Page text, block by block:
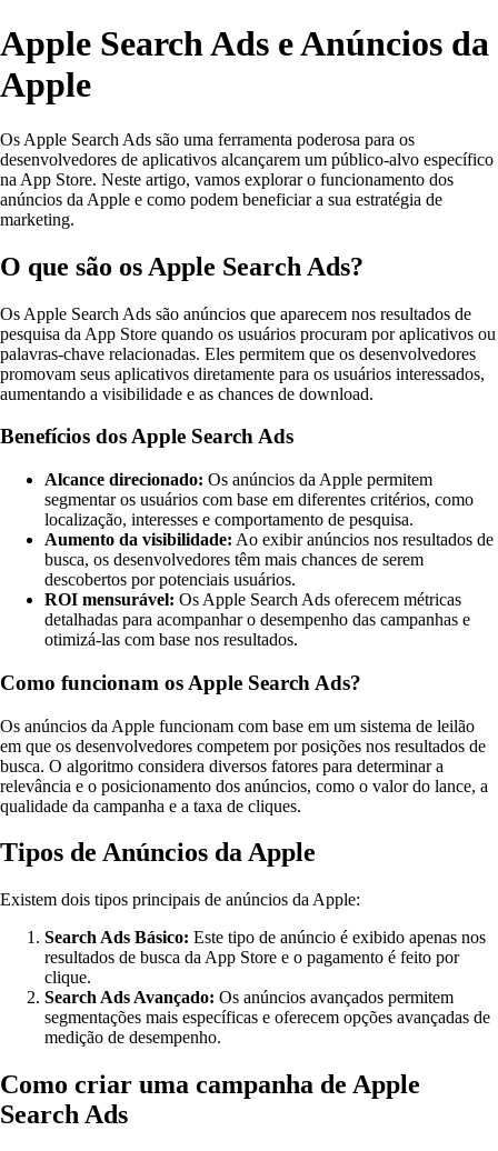
Apple Search Ads e Anúncios da
Apple
Os Apple Search Ads são uma ferramenta poderosa para os
desenvolvedores de aplicativos alcançarem um público-alvo específico
na App Store. Neste artigo, vamos explorar o funcionamento dos
anúncios da Apple e como podem beneficiar a sua estratégia de
marketing.
O que são os Apple Search Ads?
Os Apple Search Ads são anúncios que aparecem nos resultados de
pesquisa da App Store quando os usuários procuram por aplicativos ou
palavras-chave relacionadas. Eles permitem que os desenvolvedores
promovam seus aplicativos diretamente para os usuários interessados,
aumentando a visibilidade e as chances de download.
Benefícios dos Apple Search Ads
Alcance direcionado: Os anúncios da Apple permitem
segmentar os usuários com base em diferentes critérios, como
localização, interesses e comportamento de pesquisa.
Aumento da visibilidade: Ao exibir anúncios nos resultados de
busca, os desenvolvedores têm mais chances de serem
descobertos por potenciais usuários.
ROI mensurável: Os Apple Search Ads oferecem métricas
detalhadas para acompanhar o desempenho das campanhas e
otimizá-las com base nos resultados.
Como funcionam os Apple Search Ads?
Os anúncios da Apple funcionam com base em um sistema de leilão
em que os desenvolvedores competem por posições nos resultados de
busca. O algoritmo considera diversos fatores para determinar a
relevância e o posicionamento dos anúncios, como o valor do lance, a
qualidade da campanha e a taxa de cliques.
Tipos de Anúncios da Apple
Existem dois tipos principais de anúncios da Apple:
Search Ads Básico: Este tipo de anúncio é exibido apenas nos
resultados de busca da App Store e o pagamento é feito por
clique.
Search Ads Avançado: Os anúncios avançados permitem
segmentações mais específicas e oferecem opções avançadas de
medição de desempenho.
Como criar uma campanha de Apple
Search Ads